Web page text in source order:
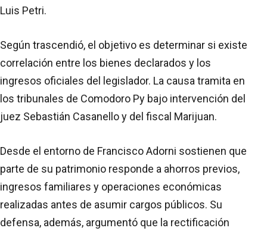
Luis Petri.
Según trascendió, el objetivo es determinar si existe
correlación entre los bienes declarados y los
ingresos oficiales del legislador. La causa tramita en
los tribunales de Comodoro Py bajo intervención del
juez Sebastián Casanello y del fiscal Marijuan.
Desde el entorno de Francisco Adorni sostienen que
parte de su patrimonio responde a ahorros previos,
ingresos familiares y operaciones económicas
realizadas antes de asumir cargos públicos. Su
defensa, además, argumentó que la rectificación